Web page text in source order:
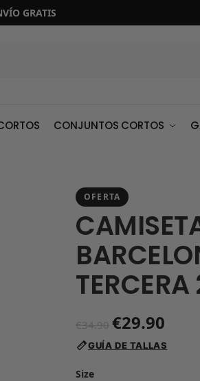
GRATIS
CONJUNTOS CORTOS
OFERTA
€34.90 €29.90
GUÍA DE TALLAS
Size